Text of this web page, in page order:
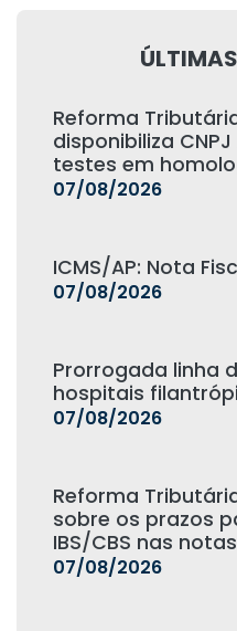
Reforma
disponibiliza
testes em
07/08/2026
ICMS/AP: Nota
07/08/2026
Prorrogada linha
hospitais
07/08/2026
Reforma
sobre os prazos
IBS/CBS nas
07/08/2026